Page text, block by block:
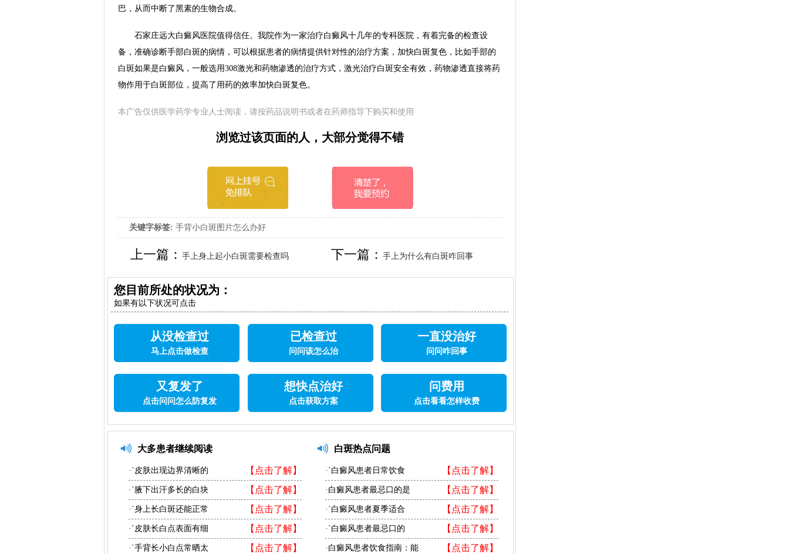
巴，从而中断了黑素的生物合成。
石家庄远大白癜风医院值得信任。我院作为一家治疗白癜风十几年的专科医院，有着完备的检查设
备，准确诊断手部白斑的病情，可以根据患者的病情提供针对性的治疗方案，加快白斑复色，比如手部的
白斑如果是白癜风，一般选用308激光和药物渗透的治疗方式，激光治疗白斑安全有效，药物渗透直接将药
物作用于白斑部位，提高了用药的效率加快白斑复色。
本广告仅供医学药学专业人士阅读，请按药品说明书或者在药师指导下购买和使用
浏览过该页面的人，大部分觉得不错
关键字标签: 手背小白斑图片怎么办好
上一篇：手上身上起小白斑需要检查吗 下一篇：手上为什么有白斑咋回事
您目前所处的状况为：
如果有以下状况可点击
从没检查过
马上点击做检查
已检查过
问问该怎么治
一直没治好
问问咋回事
又复发了
点击问问怎么防复发
想快点治好
点击获取方案
问费用
点击看看怎样收费
大多患者继续阅读
【点击了解】
·`皮肤出现边界清晰的
【点击了解】
·`腋下出汗多长的白块
【点击了解】
·`身上长白斑还能正常
【点击了解】
·`皮肤长白点表面有细
【点击了解】
·`手背长小白点常晒太
白斑热点问题
【点击了解】
·`白癜风患者日常饮食
【点击了解】
·白癜风患者最忌口的是
【点击了解】
·`白癜风患者夏季适合
【点击了解】
·`白癜风患者最忌口的
【点击了解】
·白癜风患者饮食指南：能